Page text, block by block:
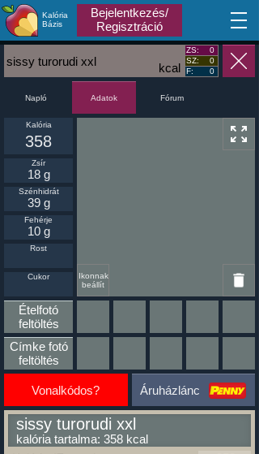
Kalória
Bázis
Bejelentkezés/
Regisztráció
MA
kcal
sissy turorudi xxl
ZS:
0
SZ:
0
F:
0
Napló Adatok Fórum
Ikonnak
beállít
Kalória
358
Zsír
18 g
Szénhidrát
39 g
Fehérje
10 g
Rost
Cukor
Ételfotó
feltöltés
Címke fotó
feltöltés
Vonalkódos? Áruházlánc
sissy turorudi xxl
kalória tartalma: 358 kcal